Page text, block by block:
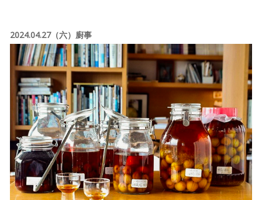
2024.04.27（六）廚事